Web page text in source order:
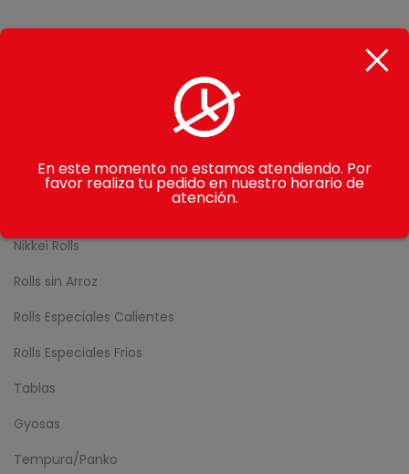
Avocado Rolls
Nikkei Rolls
Rolls sin Arroz
Rolls Especiales Calientes
Rolls Especiales Frios
Tablas
Gyosas
Tempura/Panko
En este momento no estamos atendiendo. Por
favor realiza tu pedido en nuestro horario de
atención.